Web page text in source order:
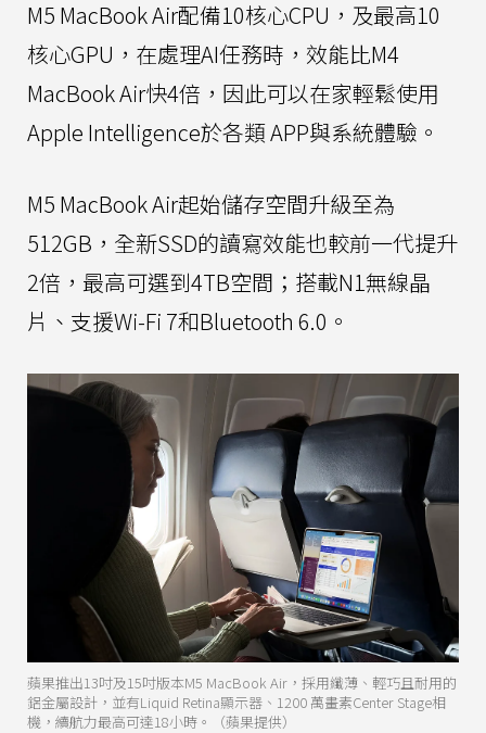
M5 MacBook Air配備10核心CPU，及最高10
核心GPU，在處理AI任務時，效能比M4
MacBook Air快4倍，因此可以在家輕鬆使用
Apple Intelligence於各類 APP與系統體驗。
M5 MacBook Air起始儲存空間升級至為
512GB，全新SSD的讀寫效能也較前一代提升
2倍，最高可選到4TB空間；搭載N1無線晶
片、支援Wi-Fi 7和Bluetooth 6.0。
蘋果推出13吋及15吋版本M5 MacBook Air，採用纖薄、輕巧且耐用的
鋁金屬設計，並有Liquid Retina顯示器、1200 萬畫素Center Stage相
機，續航力最高可達18小時。（蘋果提供）